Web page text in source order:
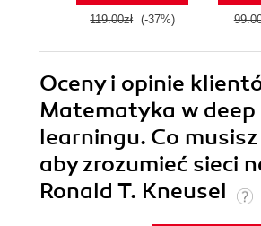
119.00zł (-37%)
Oceny i opinie
Matematyka w deep
learningu. Co
aby zrozumieć sieci
Ronald T. Kneusel